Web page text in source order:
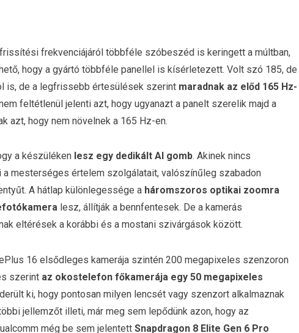
frekvenciájáról többféle szóbeszéd is keringett a múltban,
hogy a gyártó többféle panellel is kísérletezett. Volt szó 185, de
is, de a legfrissebb értesülések szerint maradnak az előd 165 Hz-
feltétlenül jelenti azt, hogy ugyanazt a panelt szerelik majd a
azt, hogy nem növelnek a 165 Hz-en.
a készüléken lesz egy dedikált AI gomb. Akinek nincs
a mesterséges értelem szolgálatait, valószínűleg szabadon
A hátlap különlegessége a háromszoros optikai zoomra
lesz, állítják a bennfentesek. De a kamerás
eltérések a korábbi és a mostani szivárgások között.
16 elsődleges kamerája szintén 200 megapixeles szenzoron
szerint az okostelefon főkamerája egy 50 megapixeles
ki, hogy pontosan milyen lencsét vagy szenzort alkalmaznak
jellemzőt illeti, már meg sem lepődünk azon, hogy az
még be sem jelentett Snapdragon 8 Elite Gen 6 Pro